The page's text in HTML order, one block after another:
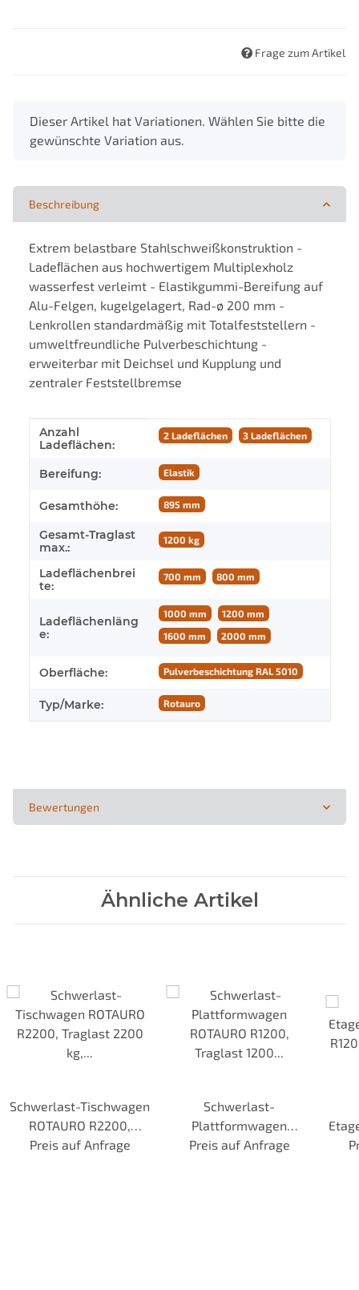
Frage zum Artikel
x
Dieser Artikel hat Variationen. Wählen Sie bitte die
gewünschte Variation aus.
Beschreibung
Extrem belastbare Stahlschweißkonstruktion -
Ladeﬂächen aus hochwertigem Multiplexholz
wasserfest verleimt - Elastikgummi-Bereifung auf
Alu-Felgen, kugelgelagert, Rad-ø 200 mm -
Lenkrollen standardmäßig mit Totalfeststellern -
umweltfreundliche Pulverbeschichtung -
erweiterbar mit Deichsel und Kupplung und
zentraler Feststellbremse
Produkteigenschaft
Wert
Anzahl
Ladeflächen:
2 Ladeflächen 3 Ladeflächen
Bereifung: Elastik
Gesamthöhe: 895 mm
Gesamt-Traglast
max.:
1200 kg
Ladeflächenbrei
te:
700 mm 800 mm
Ladeflächenläng
e:
1000 mm
1200 mm
1600 mm
2000 mm
Oberfläche: Pulverbeschichtung RAL 5010
Typ/Marke: Rotauro
Bewertungen
Ähnliche Artikel
Schwerlast-Tischwagen
ROTAURO R2200,
Traglast 2200 kg,
Preis auf Anfrage
Schwerlast-
Plattformwagen
ROTAURO R1200,
Preis auf Anfrage